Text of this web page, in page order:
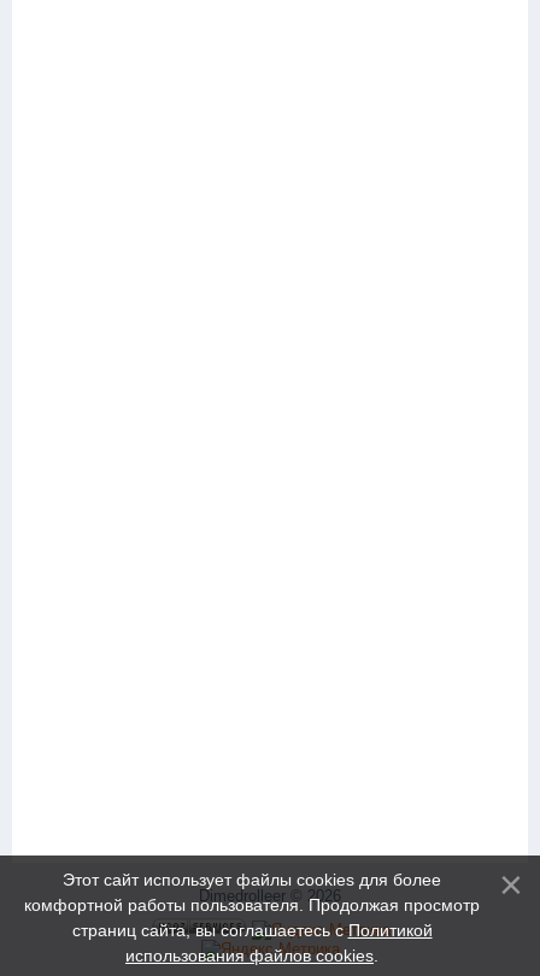
Dimedrolleer © 2026
Этот сайт использует файлы cookies для более
комфортной работы пользователя. Продолжая просмотр
страниц сайта, вы соглашаетесь сПолитикой
использования файлов cookies